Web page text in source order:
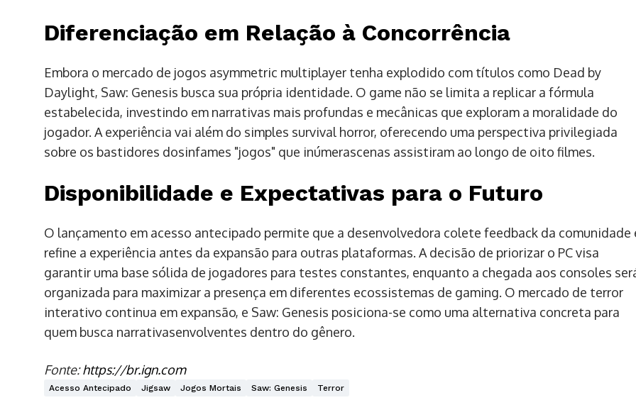
Diferenciação em Relação à Concorrência
Embora o mercado de jogos asymmetric multiplayer tenha explodido com títulos como Dead by
Daylight, Saw: Genesis busca sua própria identidade. O game não se limita a replicar a fórmula
estabelecida, investindo em narrativas mais profundas e mecânicas que exploram a moralidade do
jogador. A experiência vai além do simples survival horror, oferecendo uma perspectiva privilegiada
sobre os bastidores dosinfames "jogos" que inúmerascenas assistiram ao longo de oito filmes.
Disponibilidade e Expectativas para o Futuro
O lançamento em acesso antecipado permite que a desenvolvedora colete feedback da comunidade
refine a experiência antes da expansão para outras plataformas. A decisão de priorizar o PC visa
garantir uma base sólida de jogadores para testes constantes, enquanto a chegada aos consoles
organizada para maximizar a presença em diferentes ecossistemas de gaming. O mercado de terror
interativo continua em expansão, e Saw: Genesis posiciona-se como uma alternativa concreta para
quem busca narrativasenvolventes dentro do gênero.
Fonte:https://br.ign.com
Acesso Antecipado Jigsaw Jogos Mortais Saw: Genesis Terror